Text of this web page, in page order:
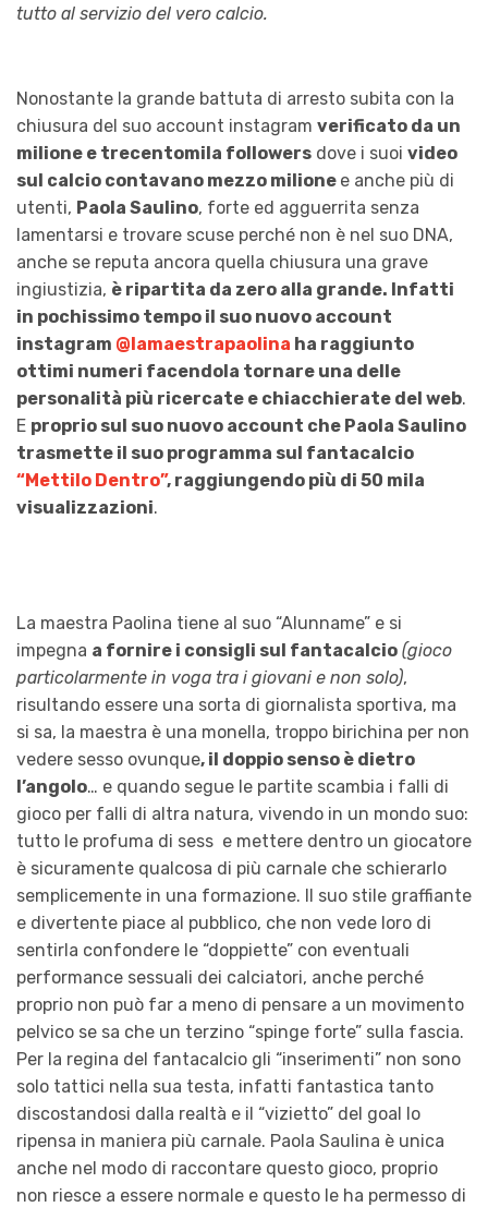
tutto al servizio del vero calcio.
Nonostante la grande battuta di arresto subita con la
chiusura del suo account instagram verificato da un
milione e trecentomila followers dove i suoi video
sul calcio contavano mezzo milione e anche più di
utenti, Paola Saulino, forte ed agguerrita senza
lamentarsi e trovare scuse perché non è nel suo DNA,
anche se reputa ancora quella chiusura una grave
ingiustizia, è ripartita da zero alla grande. Infatti
in pochissimo tempo il suo nuovo account
instagram @lamaestrapaolina ha raggiunto
ottimi numeri facendola tornare una delle
personalità più ricercate e chiacchierate del web.
E proprio sul suo nuovo account che Paola Saulino
trasmette il suo programma sul fantacalcio
“Mettilo Dentro”, raggiungendo più di 50 mila
visualizzazioni.
La maestra Paolina tiene al suo “Alunname” e si
impegna a fornire i consigli sul fantacalcio (gioco
particolarmente in voga tra i giovani e non solo),
risultando essere una sorta di giornalista sportiva, ma
si sa, la maestra è una monella, troppo birichina per non
vedere sesso ovunque, il doppio senso è dietro
l’angolo… e quando segue le partite scambia i falli di
gioco per falli di altra natura, vivendo in un mondo suo:
tutto le profuma di sess e mettere dentro un giocatore
è sicuramente qualcosa di più carnale che schierarlo
semplicemente in una formazione. Il suo stile graffiante
e divertente piace al pubblico, che non vede loro di
sentirla confondere le “doppiette” con eventuali
performance sessuali dei calciatori, anche perché
proprio non può far a meno di pensare a un movimento
pelvico se sa che un terzino “spinge forte” sulla fascia.
Per la regina del fantacalcio gli “inserimenti” non sono
solo tattici nella sua testa, infatti fantastica tanto
discostandosi dalla realtà e il “vizietto” del goal lo
ripensa in maniera più carnale. Paola Saulina è unica
anche nel modo di raccontare questo gioco, proprio
non riesce a essere normale e questo le ha permesso di